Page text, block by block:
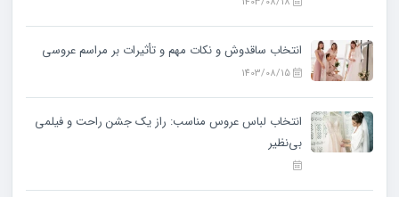
انتخاب ساقدوش و نکات مهم و تأثیرات بر مراسم عروسی
انتخاب لباس عروس مناسب: راز یک جشن راحت و فیلمی
بی‌نظیر